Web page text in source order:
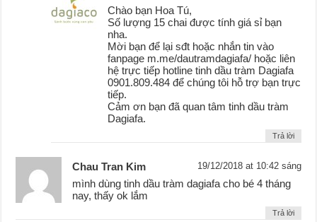
Chào bạn Hoa Tú,
Số lượng 15 chai được tính giá sỉ bạn
nha.
Mời bạn để lại sđt hoặc nhắn tin vào
fanpage m.me/dautramdagiafa/ hoặc liên
hệ trực tiếp hotline tinh dầu tràm Dagiafa
0901.809.484 để chúng tôi hỗ trợ bạn trực
tiếp.
Cảm ơn bạn đã quan tâm tinh dầu tràm
Dagiafa.
Trả lời
Chau Tran Kim 19/12/2018 at 10:42 sáng
mình dùng tinh dầu tràm dagiafa cho bé 4 tháng
nay, thấy ok lắm
Trả lời